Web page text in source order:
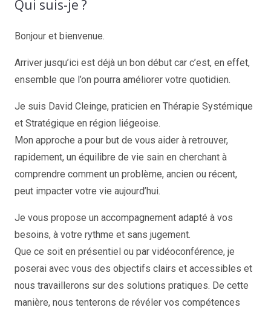
Qui suis-je ?
Bonjour et bienvenue.
Arriver jusqu’ici est déjà un bon début car c’est, en effet,
ensemble que l’on pourra améliorer votre quotidien.
Je suis David Cleinge, praticien en Thérapie Systémique
et Stratégique en région liégeoise.
Mon approche a pour but de vous aider à retrouver,
rapidement, un équilibre de vie sain en cherchant à
comprendre comment un problème, ancien ou récent,
peut impacter votre vie aujourd’hui.
Je vous propose un accompagnement adapté à vos
besoins, à votre rythme et sans jugement.
Que ce soit en présentiel ou par vidéoconférence, je
poserai avec vous des objectifs clairs et accessibles et
nous travaillerons sur des solutions pratiques. De cette
manière, nous tenterons de révéler vos compétences